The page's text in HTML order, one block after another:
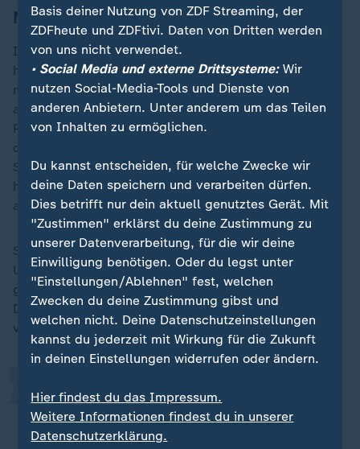
Niederlande fordern Grenzwerte
In den niederländischen Wasserwerken muss all das
herausgefiltert werden. "Wenn wir das herausholen
müssen, bedeutet das höhere Kosten. Es bedeutet
auch, dass neue Abfälle entstehen, denn obwohl wir
PFAS aus dem Trinkwasser entfernen, müssen wir sie
danach immer noch selbst entsorgen", sagt
Stroomberg. Seiner Ansicht nach müssten PFAS dort
herausgefiltert werden, wo sie entstehen - also vor
allem in Deutschland.
Stroomberg hat deshalb einen Brief an die deutsche
Umweltministerin Steffi Lemke ( Die Grünen)
geschrieben. Darin bedankt er sich zwar dafür, dass
Deutschland einEU-weites Verfahren zur Reduzierung
von PFAS angestossen habe, fordert aber auch:
Angesichts der Schädlichkeit von
PFAS-Verbindungen für die Umwelt
und insbesondere die
„
Basis deiner Nutzung von ZDF Streaming, der
ZDFheute und ZDFtivi. Daten von Dritten werden
von uns nicht verwendet.
• Social Media und externe Drittsysteme:Wir
nutzen Social-Media-Tools und Dienste von
anderen Anbietern. Unter anderem um das Teilen
von Inhalten zu ermöglichen.
Du kannst entscheiden, für welche Zwecke wir
deine Daten speichern und verarbeiten dürfen.
Dies betrifft nur dein aktuell genutztes Gerät. Mit
"Zustimmen" erklärst du deine Zustimmung zu
unserer Datenverarbeitung, für die wir deine
Einwilligung benötigen. Oder du legst unter
"Einstellungen/Ablehnen" fest, welchen
Zwecken du deine Zustimmung gibst und
welchen nicht. Deine Datenschutzeinstellungen
kannst du jederzeit mit Wirkung für die Zukunft
in deinen Einstellungen widerrufen oder ändern.
Hier findest du das Impressum.
Weitere Informationen findest du in unserer
Datenschutzerklärung.